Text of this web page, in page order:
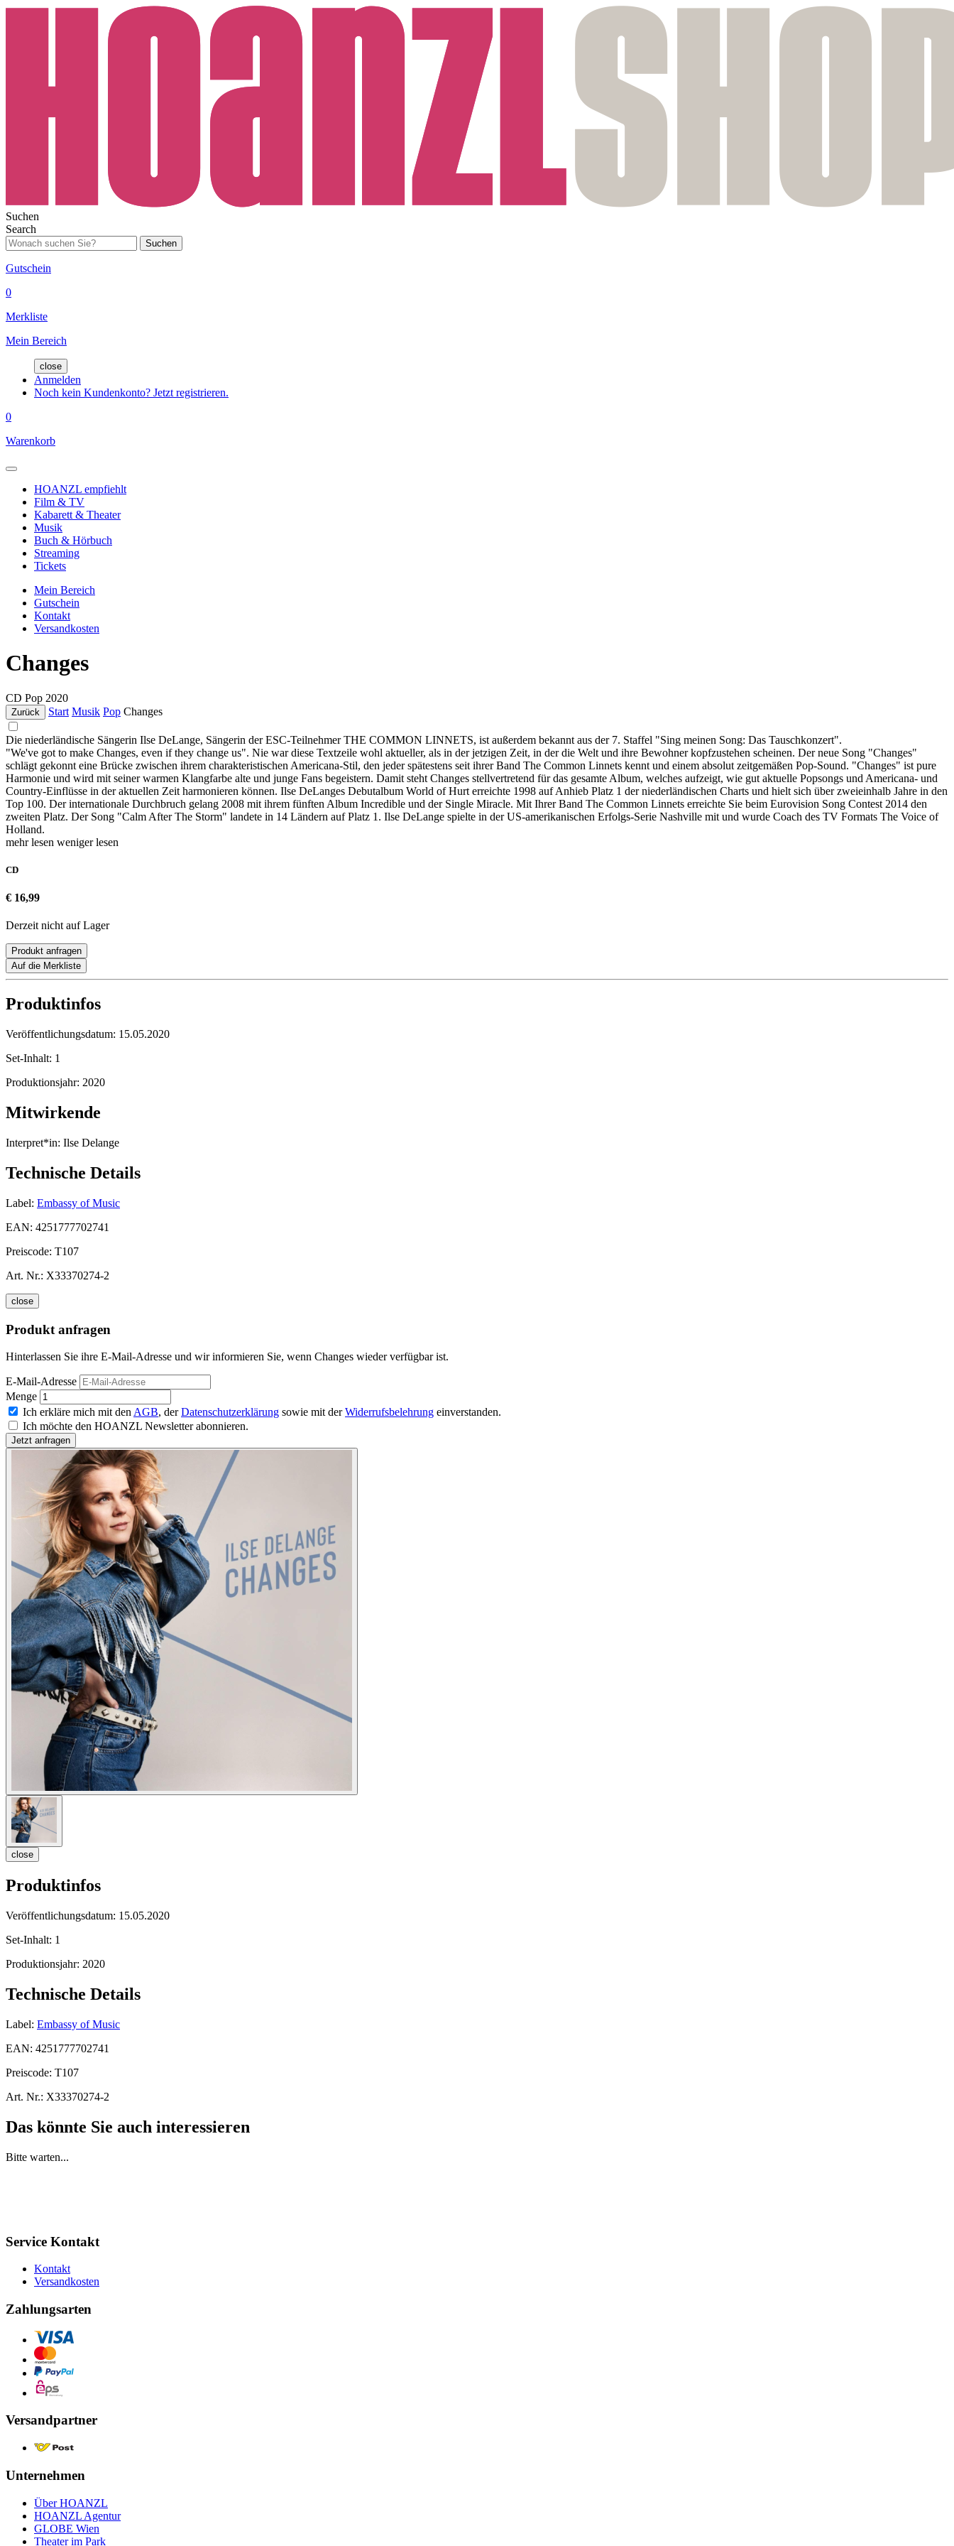
Suchen
Search
Suchen
Gutschein
0
Merkliste
Mein Bereich
close
Anmelden
Noch kein Kundenkonto? Jetzt registrieren.
0
Warenkorb
HOANZL empfiehlt
Film & TV
Kabarett & Theater
Musik
Buch & Hörbuch
Streaming
Tickets
Mein Bereich
Gutschein
Kontakt
Versandkosten
Changes
CD Pop 2020
Zurück Start Musik Pop Changes
Die niederländische Sängerin Ilse DeLange, Sängerin der ESC-Teilnehmer THE COMMON LINNETS, ist außerdem bekannt aus der 7. Staffel "Sing meinen Song: Das Tauschkonzert".
"We've got to make Changes, even if they change us". Nie war diese Textzeile wohl aktueller, als in der jetzigen Zeit, in der die Welt und ihre Bewohner kopfzustehen scheinen. Der neue Song "Changes"
schlägt gekonnt eine Brücke zwischen ihrem charakteristischen Americana-Stil, den jeder spätestens seit ihrer Band The Common Linnets kennt und einem absolut zeitgemäßen Pop-Sound. "Changes" ist pure
Harmonie und wird mit seiner warmen Klangfarbe alte und junge Fans begeistern. Damit steht Changes stellvertretend für das gesamte Album, welches aufzeigt, wie gut aktuelle Popsongs und Americana- und
Country-Einflüsse in der aktuellen Zeit harmonieren können. Ilse DeLanges Debutalbum World of Hurt erreichte 1998 auf Anhieb Platz 1 der niederländischen Charts und hielt sich über zweieinhalb Jahre in den
Top 100. Der internationale Durchbruch gelang 2008 mit ihrem fünften Album Incredible und der Single Miracle. Mit Ihrer Band The Common Linnets erreichte Sie beim Eurovision Song Contest 2014 den
zweiten Platz. Der Song "Calm After The Storm" landete in 14 Ländern auf Platz 1. Ilse DeLange spielte in der US-amerikanischen Erfolgs-Serie Nashville mit und wurde Coach des TV Formats The Voice of
Holland.
mehr lesen weniger lesen
CD
€ 16,99
Derzeit nicht auf Lager
Produkt anfragen
Auf die Merkliste
Produktinfos
Veröffentlichungsdatum: 15.05.2020
Set-Inhalt: 1
Produktionsjahr: 2020
Mitwirkende
Interpret*in: Ilse Delange
Technische Details
Label: Embassy of Music
EAN: 4251777702741
Preiscode: T107
Art. Nr.: X33370274-2
close
Produkt anfragen
Hinterlassen Sie ihre E-Mail-Adresse und wir informieren Sie, wenn Changes wieder verfügbar ist.
E-Mail-Adresse
Menge
Ich erkläre mich mit den AGB, derDatenschutzerklärung sowie mit derWiderrufsbelehrung einverstanden.
Ich möchte den HOANZL Newsletter abonnieren.
close
Produktinfos
Veröffentlichungsdatum: 15.05.2020
Set-Inhalt: 1
Produktionsjahr: 2020
Technische Details
Label: Embassy of Music
EAN: 4251777702741
Preiscode: T107
Art. Nr.: X33370274-2
Das könnte Sie auch interessieren
Bitte warten...
Service Kontakt
Kontakt
Versandkosten
Zahlungsarten
Versandpartner
Unternehmen
Über HOANZL
HOANZL Agentur
GLOBE Wien
Theater im Park